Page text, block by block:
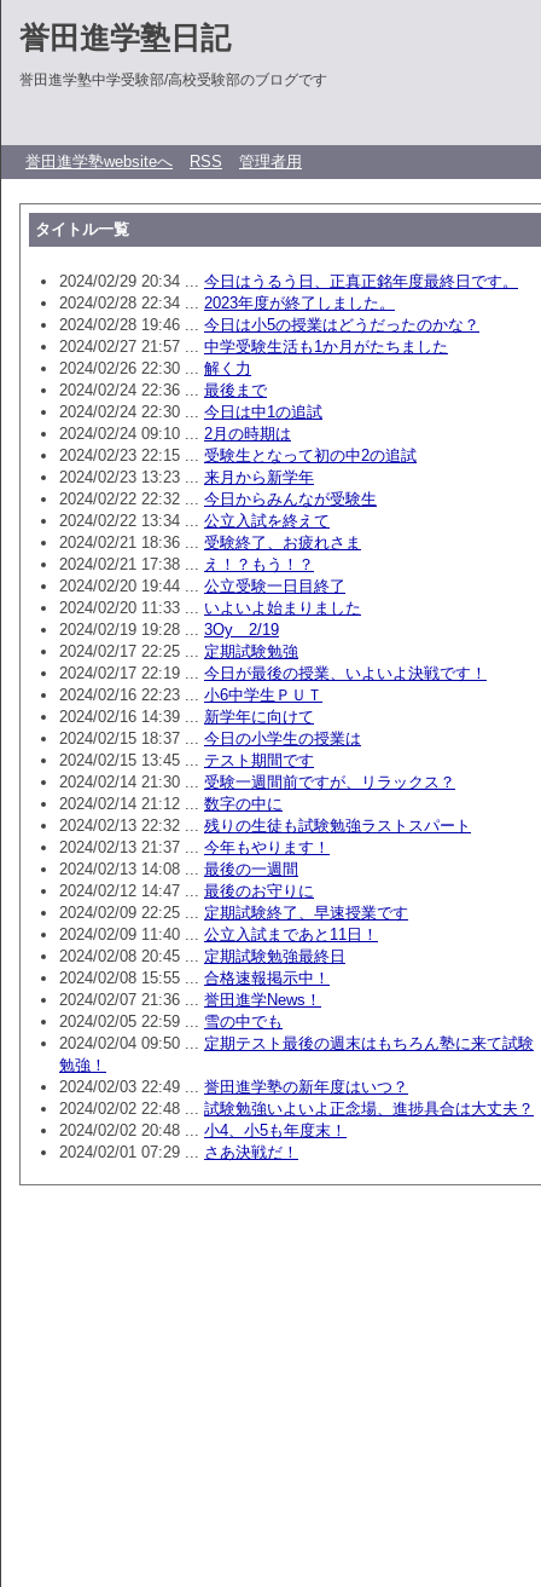
誉田進学塾日記
誉田進学塾中学受験部/高校受験部のブログです
誉田進学塾websiteへ RSS 管理者用
タイトル一覧
2024/02/29 20:34 ... 今日はうるう日、正真正銘年度最終日です。
2024/02/28 22:34 ... 2023年度が終了しました。
2024/02/28 19:46 ... 今日は小5の授業はどうだったのかな？
2024/02/27 21:57 ... 中学受験生活も1か月がたちました
2024/02/26 22:30 ... 解く力
2024/02/24 22:36 ... 最後まで
2024/02/24 22:30 ... 今日は中1の追試
2024/02/24 09:10 ... 2月の時期は
2024/02/23 22:15 ... 受験生となって初の中2の追試
2024/02/23 13:23 ... 来月から新学年
2024/02/22 22:32 ... 今日からみんなが受験生
2024/02/22 13:34 ... 公立入試を終えて
2024/02/21 18:36 ... 受験終了、お疲れさま
2024/02/21 17:38 ... え！？もう！？
2024/02/20 19:44 ... 公立受験一日目終了
2024/02/20 11:33 ... いよいよ始まりました
2024/02/19 19:28 ... 3Oy 2/19
2024/02/17 22:25 ... 定期試験勉強
2024/02/17 22:19 ... 今日が最後の授業、いよいよ決戦です！
2024/02/16 22:23 ... 小6中学生ＰＵＴ
2024/02/16 14:39 ... 新学年に向けて
2024/02/15 18:37 ... 今日の小学生の授業は
2024/02/15 13:45 ... テスト期間です
2024/02/14 21:30 ... 受験一週間前ですが、リラックス？
2024/02/14 21:12 ... 数字の中に
2024/02/13 22:32 ... 残りの生徒も試験勉強ラストスパート
2024/02/13 21:37 ... 今年もやります！
2024/02/13 14:08 ... 最後の一週間
2024/02/12 14:47 ... 最後のお守りに
2024/02/09 22:25 ... 定期試験終了、早速授業です
2024/02/09 11:40 ... 公立入試まであと11日！
2024/02/08 20:45 ... 定期試験勉強最終日
2024/02/08 15:55 ... 合格速報掲示中！
2024/02/07 21:36 ... 誉田進学News！
2024/02/05 22:59 ... 雪の中でも
2024/02/04 09:50 ... 定期テスト最後の週末はもちろん塾に来て試験
勉強！
2024/02/03 22:49 ... 誉田進学塾の新年度はいつ？
2024/02/02 22:48 ... 試験勉強いよいよ正念場、進捗具合は大丈夫？
2024/02/02 20:48 ... 小4、小5も年度末！
2024/02/01 07:29 ... さあ決戦だ！